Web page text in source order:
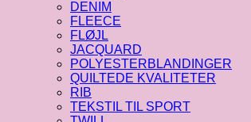
DENIM
FLEECE
FLØJL
JACQUARD
POLYESTERBLANDINGER
QUILTEDE KVALITETER
RIB
TEKSTIL TIL SPORT